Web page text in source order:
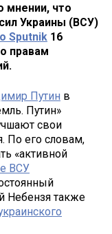
мнении, что
Украины (ВСУ)
Sputnik 16
правам
Путин в
Путин»
свои
По его словам,
«активной
ВСУ
Небензя также